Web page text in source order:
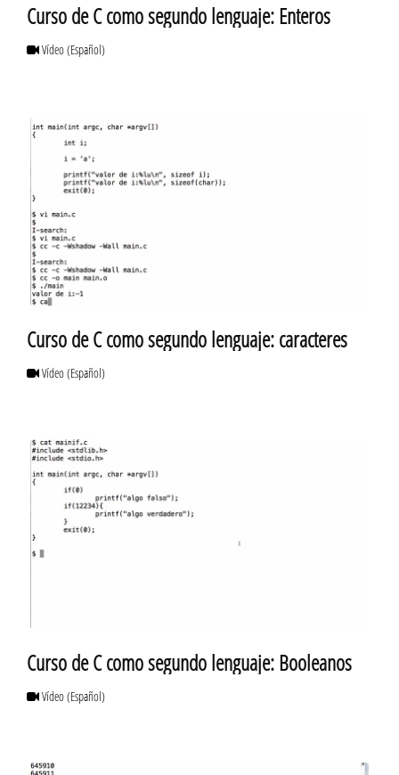
Curso de C como segundo lenguaje: Enteros
Vídeo(Español)
Curso de C como segundo lenguaje: caracteres
Vídeo(Español)
Curso de C como segundo lenguaje: Booleanos
Vídeo(Español)